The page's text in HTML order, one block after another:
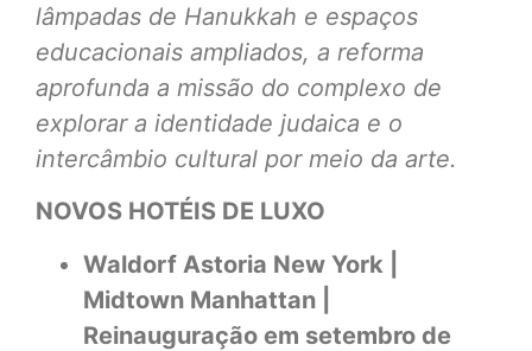
lâmpadas de Hanukkah e espaços
educacionais ampliados, a reforma
aprofunda a missão do complexo de
explorar a identidade judaica e o
intercâmbio cultural por meio da arte.
NOVOS HOTÉIS DE LUXO
Waldorf Astoria New York |
Midtown Manhattan |
Reinauguração em setembro de